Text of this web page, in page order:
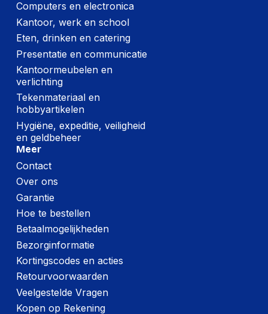
Computers en electronica
Kantoor, werk en school
Eten, drinken en catering
Presentatie en communicatie
Kantoormeubelen en
verlichting
Tekenmateriaal en
hobbyartikelen
Hygiëne, expeditie, veiligheid
en geldbeheer
Meer
Contact
Over ons
Garantie
Hoe te bestellen
Betaalmogelijkheden
Bezorginformatie
Kortingscodes en acties
Retourvoorwaarden
Veelgestelde Vragen
Kopen op Rekening